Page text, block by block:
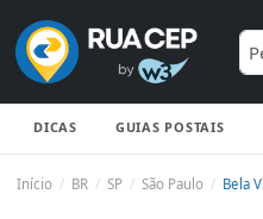
DICAS GUIAS POSTAIS
Início BR SP São Paulo Bela